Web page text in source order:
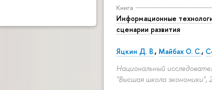
Книга
Информационные
сценарии развития
Яцкин Д. В., Майбах О. С.,
Национальный
"Высшая школа экономики",